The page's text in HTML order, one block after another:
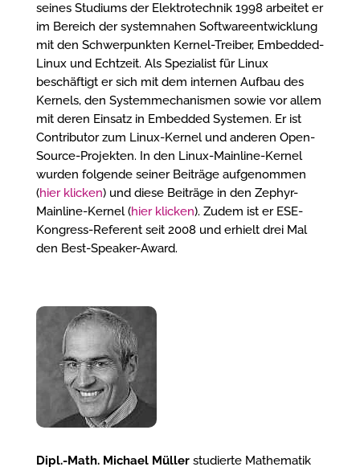
seines Studiums der Elektrotechnik 1998 arbeitet er
im Bereich der systemnahen Softwareentwicklung
mit den Schwerpunkten Kernel-Treiber, Embedded-
Linux und Echtzeit. Als Spezialist für Linux
beschäftigt er sich mit dem internen Aufbau des
Kernels, den Systemmechanismen sowie vor allem
mit deren Einsatz in Embedded Systemen. Er ist
Contributor zum Linux-Kernel und anderen Open-
Source-Projekten. In den Linux-Mainline-Kernel
wurden folgende seiner Beiträge aufgenommen
(hier klicken) und diese Beiträge in den Zephyr-
Mainline-Kernel (hier klicken). Zudem ist er ESE-
Kongress-Referent seit 2008 und erhielt drei Mal
den Best-Speaker-Award.
Dipl.-Math. Michael Müllerstudierte Mathematik